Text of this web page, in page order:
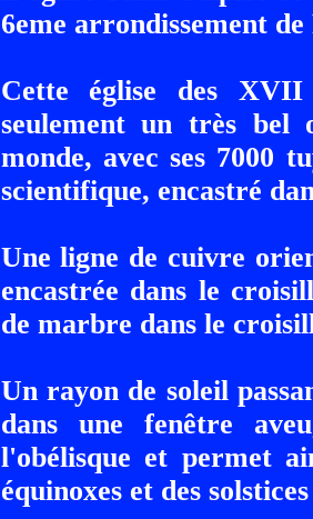
6eme arrondissement de
Cette église des
seulement un très bel
monde, avec ses 7000
scientifique, encastré
Une ligne de cuivre
encastrée dans le
de marbre dans le
Un rayon de soleil
dans une fenêtre
l'obélisque et permet
équinoxes et des